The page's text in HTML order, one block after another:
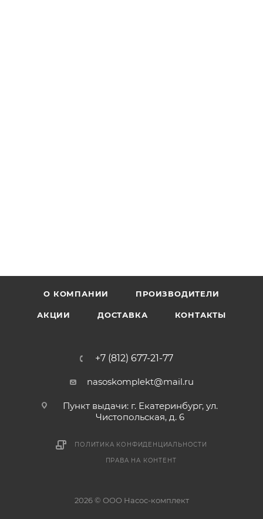
О КОМПАНИИ ПРОИЗВОДИТЕЛИ
АКЦИИ ДОСТАВКА КОНТАКТЫ
+7 (812) 677-21-77
nasoskomplekt@mail.ru
Пункт выдачи: г. Екатеринбург, ул.
Чистопольская, д. 6
ПОЛИТИКА КОНФИДЕНЦИАЛЬНОСТИ
ПРАВА НА КОНТЕНТ
2026 © ООО Насос-комплект